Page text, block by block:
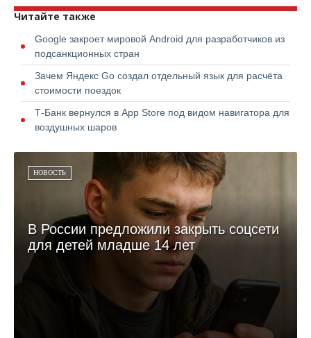
Читайте также
Google закроет мировой Android для разработчиков из
подсанкционных стран
Зачем Яндекс Go создал отдельный язык для расчёта
стоимости поездок
Т-Банк вернулся в App Store под видом навигатора для
воздушных шаров
НОВОСТЬ
В России предложили закрыть соцсети
для детей младше 14 лет